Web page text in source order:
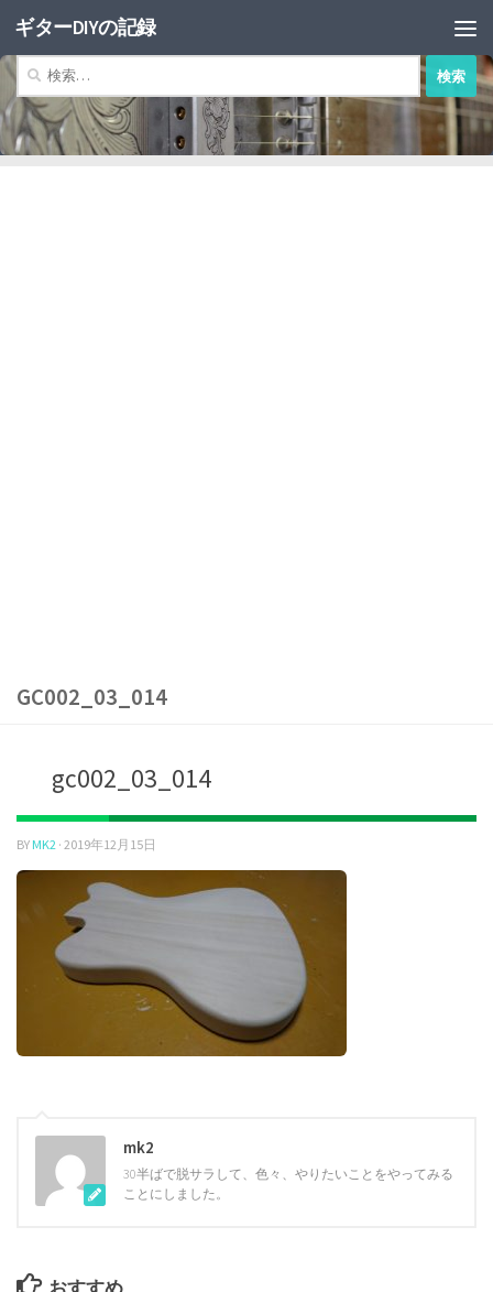
コンテンツへスキップ
ギターDIYの記録
索:
GC002_03_014
gc002_03_014
BY MK2 · 2019年12月15日
mk2
30半ばで脱サラして、色々、やりたいことをやってみる
ことにしました。